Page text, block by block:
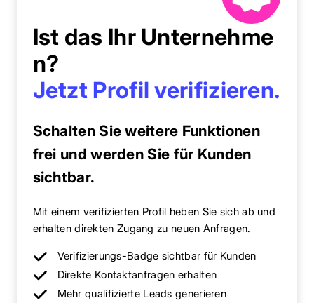
Ist das Ihr Unternehme
n?
Jetzt Profil verifizieren.
Schalten Sie weitere Funktionen
frei und werden Sie für Kunden
sichtbar.
Mit einem verifizierten Profil heben Sie sich ab und
erhalten direkten Zugang zu neuen Anfragen.
Verifizierungs-Badge sichtbar für Kunden
Direkte Kontaktanfragen erhalten
Mehr qualifizierte Leads generieren